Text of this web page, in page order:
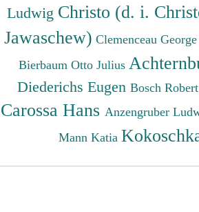
Ludwig Christo (d. i.
Jawaschew) Clemenceau George
Bierbaum Otto Julius
Diederichs Eugen Bosch
Carossa Hans Anzengruber
Mann Katia